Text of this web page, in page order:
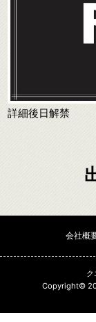
詳細後日解禁
会社概
ク
Copyright©